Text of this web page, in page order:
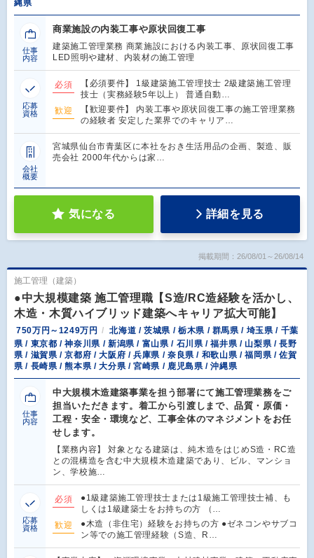
縄県
仕事
内容
商業施設の内装工事や原状回復工事
建築施工管理業務 商業施設における内装工事、原状回復工事
LED照明や建材、内装材の施工管理
応募
資格
必須
【必須要件】 1級建築施工管理技士 2級建築施工管理
技士（実務経験5年以上） 普通自動…
歓迎
【歓迎要件】 内装工事や原状回復工事の施工管理業務
の経験者 安定した業界でのキャリア…
会社
概要
宮城県仙台市青葉区に本社をおき生活用品の企画、製造、販
売会社 2000年代からは家…
気になる 詳細を見る
掲載期間：26/08/01～26/08/14
施工管理（建築）
●中大規模建築 施工管理職【S造/RC造経験を活かし、
木造・木質ハイブリッド建築へキャリア拡大可能】
750万円～1249万円
北海道 / 茨城県 / 栃木県 / 群馬県 / 埼玉県 / 千葉
県 / 東京都 / 神奈川県 / 新潟県 / 富山県 / 石川県 / 福井県 / 山梨県 / 長野
県 / 滋賀県 / 京都府 / 大阪府 / 兵庫県 / 奈良県 / 和歌山県 / 福岡県 / 佐賀
県 / 長崎県 / 熊本県 / 大分県 / 宮崎県 / 鹿児島県 / 沖縄県
仕事
内容
中大規模木造建築事業を担う部署にて施工管理業務をご
担当いただきます。着工から引渡しまで、品質・原価・
工程・安全・環境など、工事全体のマネジメントをお任
せします。
【業務内容】 対象となる建築は、純木造をはじめS造・RC造
との混構造を含む中大規模木造建築であり、ビル、マンショ
ン、学校施…
応募
資格
必須
●1級建築施工管理技士または1級施工管理技士補、も
しくは1級建築士をお持ちの方 （…
歓迎
●木造（非住宅）経験をお持ちの方 ●ゼネコンやサブコ
ン等での施工管理経験（S造、R…